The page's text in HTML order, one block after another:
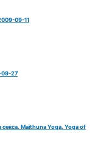
09-11
09-27
Maithuna Yoga. Yoga of